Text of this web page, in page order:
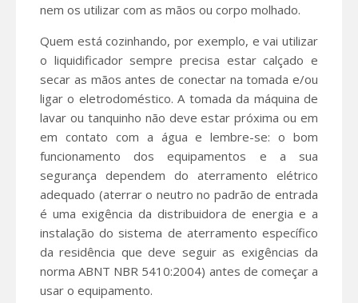
nem os utilizar com as mãos ou corpo molhado.
Quem está cozinhando, por exemplo, e vai utilizar
o liquidificador sempre precisa estar calçado e
secar as mãos antes de conectar na tomada e/ou
ligar o eletrodoméstico. A tomada da máquina de
lavar ou tanquinho não deve estar próxima ou em
em contato com a água e lembre-se: o bom
funcionamento dos equipamentos e a sua
segurança dependem do aterramento elétrico
adequado (aterrar o neutro no padrão de entrada
é uma exigência da distribuidora de energia e a
instalação do sistema de aterramento específico
da residência que deve seguir as exigências da
norma ABNT NBR 5410:2004) antes de começar a
usar o equipamento.